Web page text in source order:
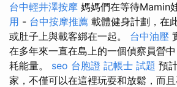
台中輕井澤按摩 媽媽們在等待Mamin
用 - 台中按摩推薦 載體健身計劃，在
或肚子上與載客綁在一起。 台中油壓
在多年來一直在島上的一個偵察員營
耗能量。 seo 台胞證 記帳士 試題 預
家，不僅可以在這裡玩耍和放鬆，而